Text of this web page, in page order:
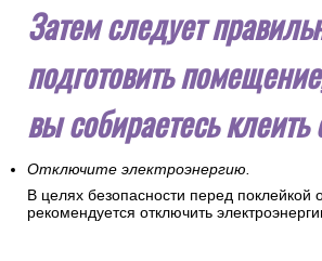
Затем следует
подготовить
вы собираетесь клеить
Отключите электроэнергию.
В целях безопасности перед поклейкой
рекомендуется отключить